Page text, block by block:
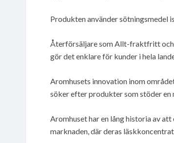
Produkten använder sötningsmedel
Återförsäljare som Allt-fraktfritt och
gör det enklare för kunder i hela
Aromhusets innovation inom
söker efter produkter som stöder en
Aromhuset har en lång historia av
marknaden, där deras